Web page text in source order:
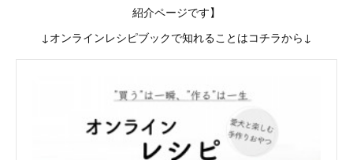
紹介ページです】
↓オンラインレシピブックで知れることはコチラから↓